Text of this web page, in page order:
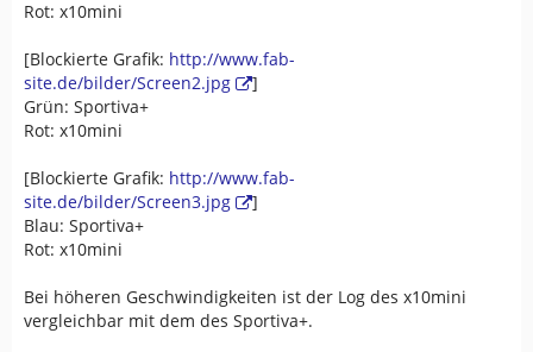
Rot: x10mini
[Blockierte Grafik: http://www.fab-
site.de/bilder/Screen2.jpg
]
Grün: Sportiva+
Rot: x10mini
[Blockierte Grafik: http://www.fab-
site.de/bilder/Screen3.jpg
]
Blau: Sportiva+
Rot: x10mini
Bei höheren Geschwindigkeiten ist der Log des x10mini
vergleichbar mit dem des Sportiva+.